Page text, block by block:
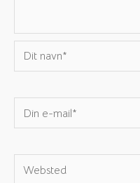
Dit
navn*
Din
e-
Websted